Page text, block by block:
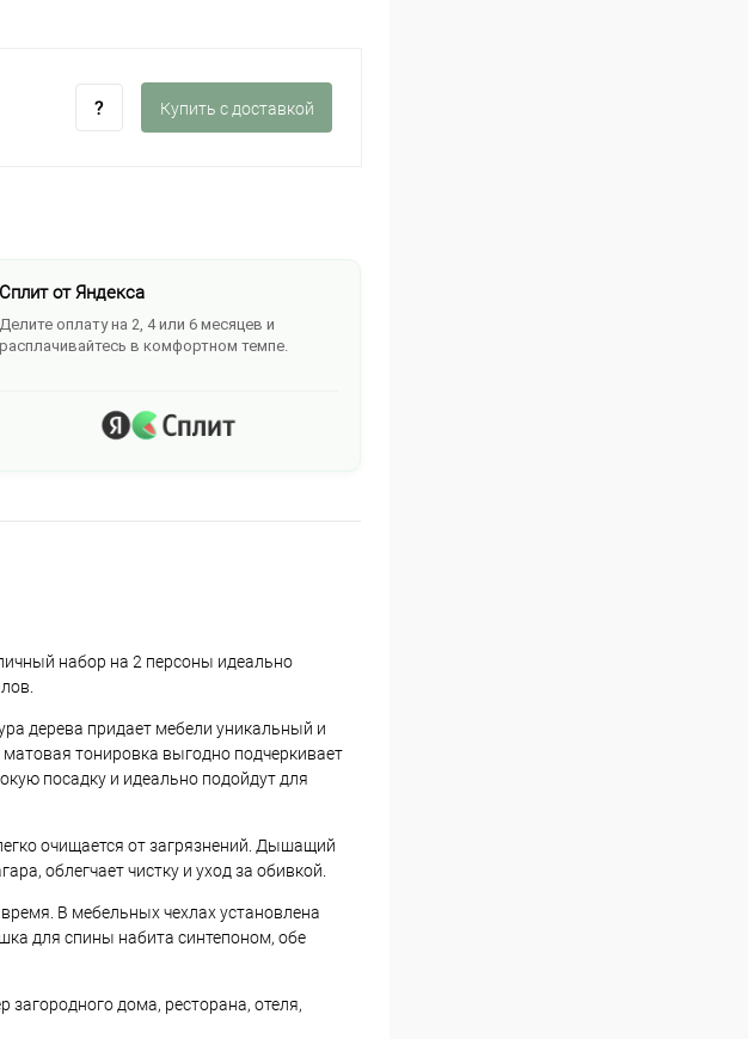
Купить c доставкой
Сплит от Яндекса
Делите оплату на 2, 4 или 6 месяцев и
расплачивайтесь в комфортном темпе.
набор на 2 персоны идеально
дерева придает мебели уникальный и
тонировка выгодно подчеркивает
посадку и идеально подойдут для
очищается от загрязнений. Дышащий
облегчает чистку и уход за обивкой.
В мебельных чехлах установлена
для спины набита синтепоном, обе
дома, ресторана, отеля,